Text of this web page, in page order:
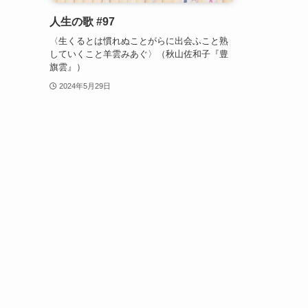
人生の歌 #97
〈生くるとは慣れぬことがらに出会ふこと熟
していくこと羊雲みあぐ〉（秋山佐和子『豊
旗雲』）
2024年5月29日